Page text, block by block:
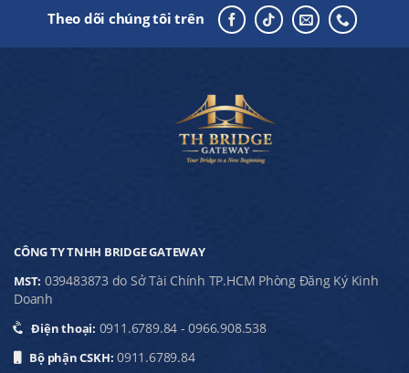
Theo dõi chúng tôi trên
CÔNG TY TNHH BRIDGE GATEWAY
MST: 039483873 do Sở Tài Chính TP.HCM Phòng Đăng Ký Kinh
Doanh
Điện thoại: 0911.6789.84 - 0966.908.538
Bộ phận CSKH: 0911.6789.84